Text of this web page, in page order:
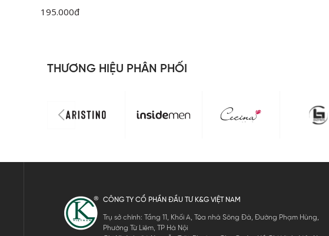
195.000đ
THƯƠNG HIỆU PHÂN PHỐI
CÔNG TY CỔ PHẦN ĐẦU TƯ K&G VIỆT NAM
Trụ sở chính: Tầng 11, Khối A, Tòa nhà Sông Đà, Đường Phạm Hùng,
Phường Từ Liêm, TP Hà Nội